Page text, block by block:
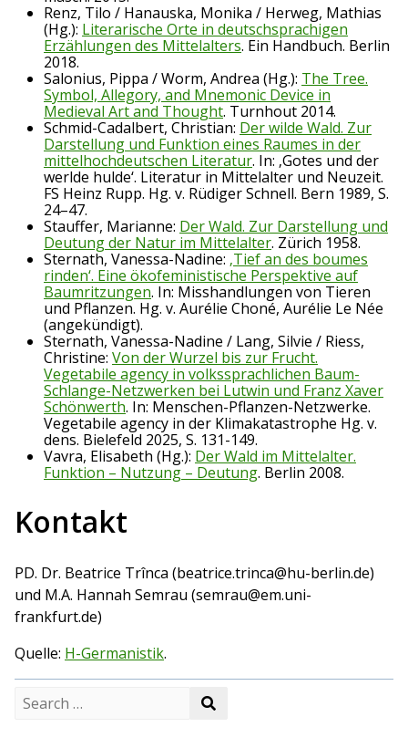
Renz, Tilo / Hanauska, Monika / Herweg, Mathias
(Hg.): Literarische Orte in deutschsprachigen
Erzählungen des Mittelalters. Ein Handbuch. Berlin
2018.
Salonius, Pippa / Worm, Andrea (Hg.): The Tree.
Symbol, Allegory, and Mnemonic Device in
Medieval Art and Thought. Turnhout 2014.
Schmid-Cadalbert, Christian: Der wilde Wald. Zur
Darstellung und Funktion eines Raumes in der
mittelhochdeutschen Literatur. In: ‚Gotes und der
werlde hulde‘. Literatur in Mittelalter und Neuzeit.
FS Heinz Rupp. Hg. v. Rüdiger Schnell. Bern 1989, S.
24–47.
Stauffer, Marianne: Der Wald. Zur Darstellung und
Deutung der Natur im Mittelalter. Zürich 1958.
Sternath, Vanessa-Nadine: ‚Tief an des boumes
rinden‘. Eine ökofeministische Perspektive auf
Baumritzungen. In: Misshandlungen von Tieren
und Pflanzen. Hg. v. Aurélie Choné, Aurélie Le Née
(angekündigt).
Sternath, Vanessa-Nadine / Lang, Silvie / Riess,
Christine: Von der Wurzel bis zur Frucht.
Vegetabile agency in volkssprachlichen Baum-
Schlange-Netzwerken bei Lutwin und Franz Xaver
Schönwerth. In: Menschen-Pflanzen-Netzwerke.
Vegetabile agency in der Klimakatastrophe Hg. v.
dens. Bielefeld 2025, S. 131-149.
Vavra, Elisabeth (Hg.): Der Wald im Mittelalter.
Funktion – Nutzung – Deutung. Berlin 2008.
Kontakt
PD. Dr. Beatrice Trînca (beatrice.trinca@hu-berlin.de)
und M.A. Hannah Semrau (semrau@em.uni-
frankfurt.de)
Quelle: H-Germanistik.